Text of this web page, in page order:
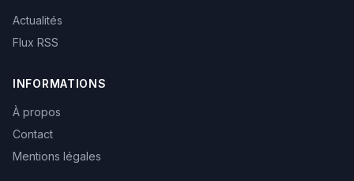
Actualités
Flux RSS
INFORMATIONS
À propos
Contact
Mentions légales